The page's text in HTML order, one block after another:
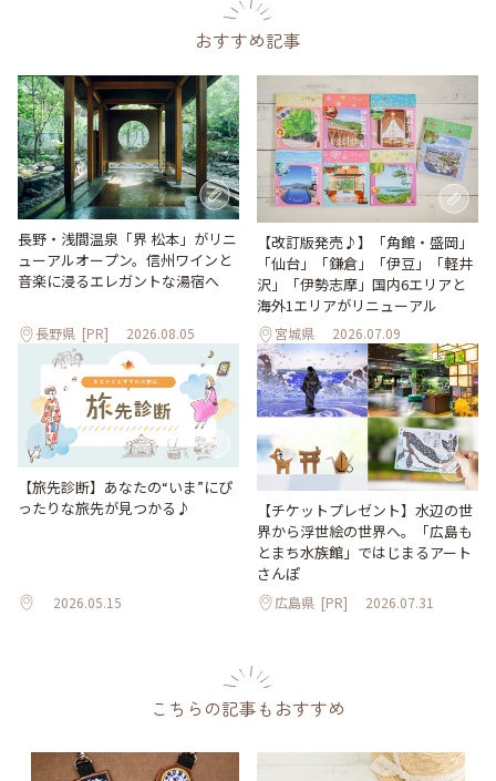
おすすめ記事
長野・浅間温泉「界 松本」がリニ
ューアルオープン。信州ワインと
音楽に浸るエレガントな湯宿へ
長野県 [PR] 2026.08.05
【改訂版発売♪】「角館・盛岡」
「仙台」「鎌倉」「伊豆」「軽井
沢」「伊勢志摩」国内6エリアと
海外1エリアがリニューアル
宮城県 2026.07.09
【旅先診断】あなたの“いま”にぴ
ったりな旅先が見つかる♪
2026.05.15
【チケットプレゼント】水辺の世
界から浮世絵の世界へ。「広島も
とまち水族館」ではじまるアート
さんぽ
広島県 [PR] 2026.07.31
こちらの記事もおすすめ